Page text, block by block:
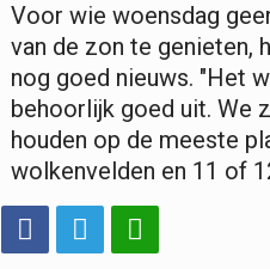
Voor wie woensdag
van de zon te genieten,
nog goed nieuws. "Het
behoorlijk goed uit. We
houden op de meeste
wolkenvelden en 11 of